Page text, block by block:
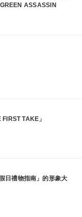
ASSASSIN
TAKE」
日禮物指南」的形象大